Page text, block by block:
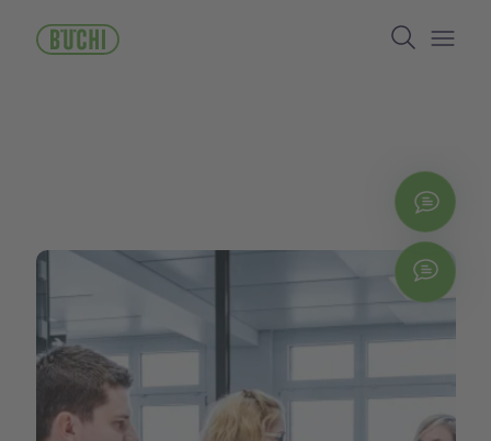
Search